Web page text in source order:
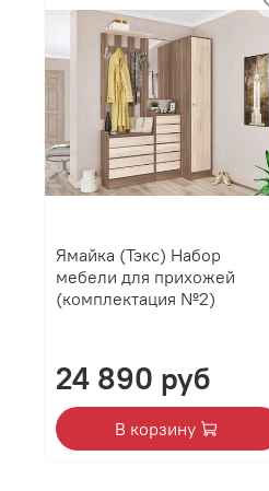
Ямайка (Тэкс) Набор
мебели для прихожей
(комплектация №2)
24 890 руб
В корзину